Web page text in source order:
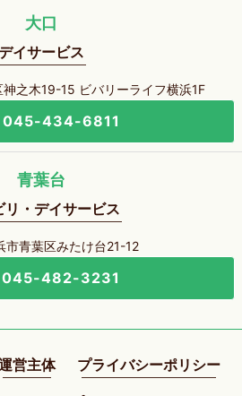
大口
デイサービス
神之木19-15 ビバリーライフ横浜1F
045-434-6811
青葉台
リ・デイサービス
市青葉区みたけ台21-12
045-482-3231
営主体 プライバシーポリシー